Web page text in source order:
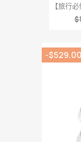
【旅行
-$529.00